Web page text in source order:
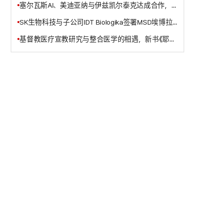
塞尔瓦斯AI、美迪亚纳与伊兹凯尔泰克达成合作，共同开发基于AI的智能病房解决方案
SK生物科技与子公司IDT Biologika签署MSD埃博拉疫苗委托生产合同
基督教医疗宣教研究与整合医学的相遇，新书《耶稣基督的三位一体医治宣教事工》出版